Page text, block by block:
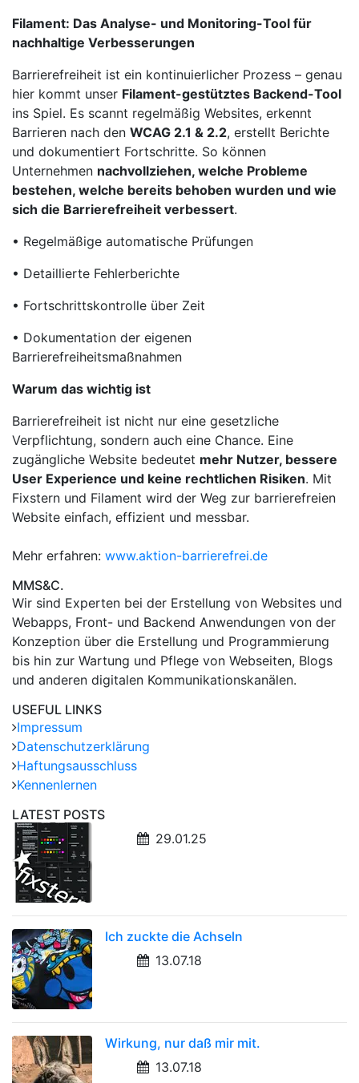
Filament: Das Analyse- und Monitoring-Tool für
nachhaltige Verbesserungen
Barrierefreiheit ist ein kontinuierlicher Prozess – genau
hier kommt unser Filament-gestütztes Backend-Tool
ins Spiel. Es scannt regelmäßig Websites, erkennt
Barrieren nach den WCAG 2.1 & 2.2, erstellt Berichte
und dokumentiert Fortschritte. So können
Unternehmen nachvollziehen, welche Probleme
bestehen, welche bereits behoben wurden und wie
sich die Barrierefreiheit verbessert.
• Regelmäßige automatische Prüfungen
• Detaillierte Fehlerberichte
• Fortschrittskontrolle über Zeit
• Dokumentation der eigenen
Barrierefreiheitsmaßnahmen
Warum das wichtig ist
Barrierefreiheit ist nicht nur eine gesetzliche
Verpflichtung, sondern auch eine Chance. Eine
zugängliche Website bedeutet mehr Nutzer, bessere
User Experience und keine rechtlichen Risiken. Mit
Fixstern und Filament wird der Weg zur barrierefreien
Website einfach, effizient und messbar.
Mehr erfahren: www.aktion-barrierefrei.de
MMS&C.
Wir sind Experten bei der Erstellung von Websites und
Webapps, Front- und Backend Anwendungen von der
Konzeption über die Erstellung und Programmierung
bis hin zur Wartung und Pflege von Webseiten, Blogs
und anderen digitalen Kommunikationskanälen.
USEFUL LINKS
Impressum
Datenschutzerklärung
Haftungsausschluss
Kennenlernen
LATEST POSTS
29.01.25
Ich zuckte die Achseln
13.07.18
Wirkung, nur daß mir mit.
13.07.18